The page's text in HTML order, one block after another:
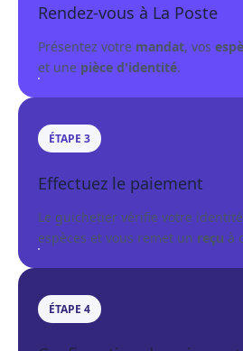
Rendez-vous à La Poste
Présentez votre mandat, vos
et une pièce d'identité.
ÉTAPE 3
Effectuez le paiement
Le guichetier vérifie votre
espèces et vous remet un reçu à
ÉTAPE 4